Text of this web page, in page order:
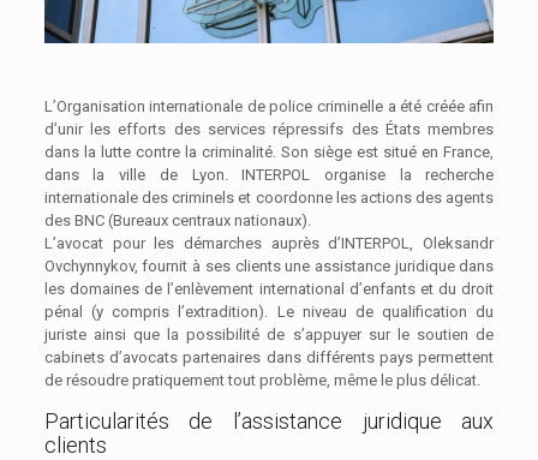
L’Organisation internationale de police criminelle a été créée afin
d’unir les efforts des services répressifs des États membres
dans la lutte contre la criminalité. Son siège est situé en France,
dans la ville de Lyon. INTERPOL organise la recherche
internationale des criminels et coordonne les actions des agents
des BNC (Bureaux centraux nationaux).
L’avocat pour les démarches auprès d’INTERPOL, Oleksandr
Ovchynnykov, fournit à ses clients une assistance juridique dans
les domaines de l’enlèvement international d’enfants et du droit
pénal (y compris l’extradition). Le niveau de qualification du
juriste ainsi que la possibilité de s’appuyer sur le soutien de
cabinets d’avocats partenaires dans différents pays permettent
de résoudre pratiquement tout problème, même le plus délicat.
Particularités de l’assistance juridique aux
clients